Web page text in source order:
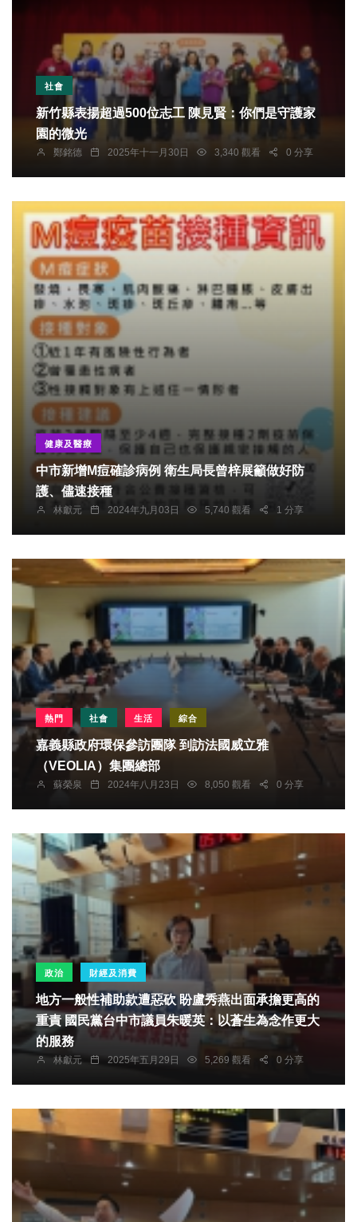
社會
新竹縣表揚超過500位志工 陳見賢：你們是守護家
園的微光
鄭銘德 2025年十一月30日 3,340 觀看 0 分享
健康及醫療
中市新增M痘確診病例 衛生局長曾梓展籲做好防
護、儘速接種
林獻元 2024年九月03日 5,740 觀看 1 分享
熱門 社會 生活 綜合
嘉義縣政府環保參訪團隊 到訪法國威立雅
（VEOLIA）集團總部
蘇榮泉 2024年八月23日 8,050 觀看 0 分享
政治 財經及消費
地方一般性補助款遭惡砍 盼盧秀燕出面承擔更高的
重責 國民黨台中市議員朱暖英：以蒼生為念作更大
的服務
林獻元 2025年五月29日 5,269 觀看 0 分享